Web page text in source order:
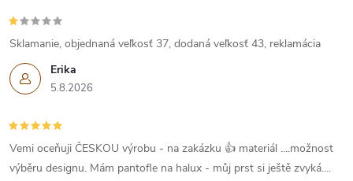
Erika
5.8.2026
Sklamanie, objednaná veľkosť 37, dodaná veľkosť 43, reklamácia
Vemi oceňuji ČESKOU výrobu - na zakázku 👍 materiál ....možnost
výběru designu. Mám pantofle na halux - můj prst si ještě zvyká....